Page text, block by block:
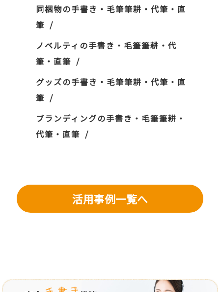
同梱物の手書き・毛筆筆耕・代筆・直
筆
ノベルティの手書き・毛筆筆耕・代
筆・直筆
グッズの手書き・毛筆筆耕・代筆・直
筆
ブランディングの手書き・毛筆筆耕・
代筆・直筆
活用事例一覧へ